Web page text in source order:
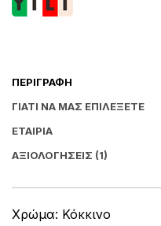
ΠΕΡΙΓΡΑΦΉ
ΓΙΑΤΊ ΝΑ ΜΑΣ ΕΠΙΛΈΞΕΤΕ
ΕΤΑΙΡΊΑ
ΑΞΙΟΛΟΓΉΣΕΙΣ (1)
Χρώμα: Κόκκινο